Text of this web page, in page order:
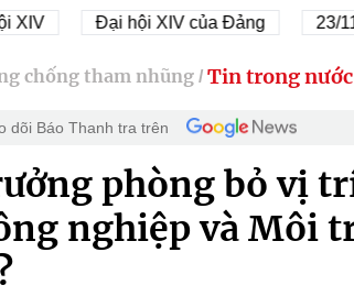
Đại hội XIV của Đảng 23/11/
chống tham nhũng / Tin trong nước
dõi Báo Thanh tra trên
phòng bỏ vị
nghiệp và Môi